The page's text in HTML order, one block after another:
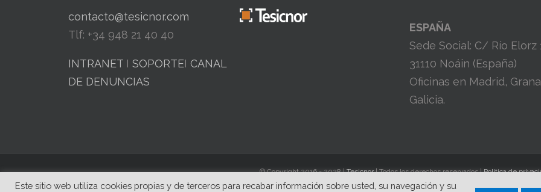
contacto@tesicnor.com
Tlf: +34 948 21 40 40
INTRANET I SOPORTEI CANAL
DE DENUNCIAS
ESPAÑA
Sede Social: C/ Río Elorz
31110 Noáin (España)
Oficinas en Madrid,
Galicia.
© Copyright 2016 -2028 |Tesicnor| Todos los derechos reservados |Política de
Este sitio web utiliza cookies propias y de terceros para recabar información sobre usted, su navegación y su